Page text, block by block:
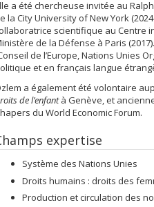
a été chercheuse invitée au
la City University of New York
scientifique au Centre
de la Défense à Paris
de l’Europe, Nations Unies
et en français langue
a également été volontaire
de l’enfantà Genève, et
du World Economic Forum.
expertise
Système des Nations Unies
Droits humains : droits des
Production et circulation des